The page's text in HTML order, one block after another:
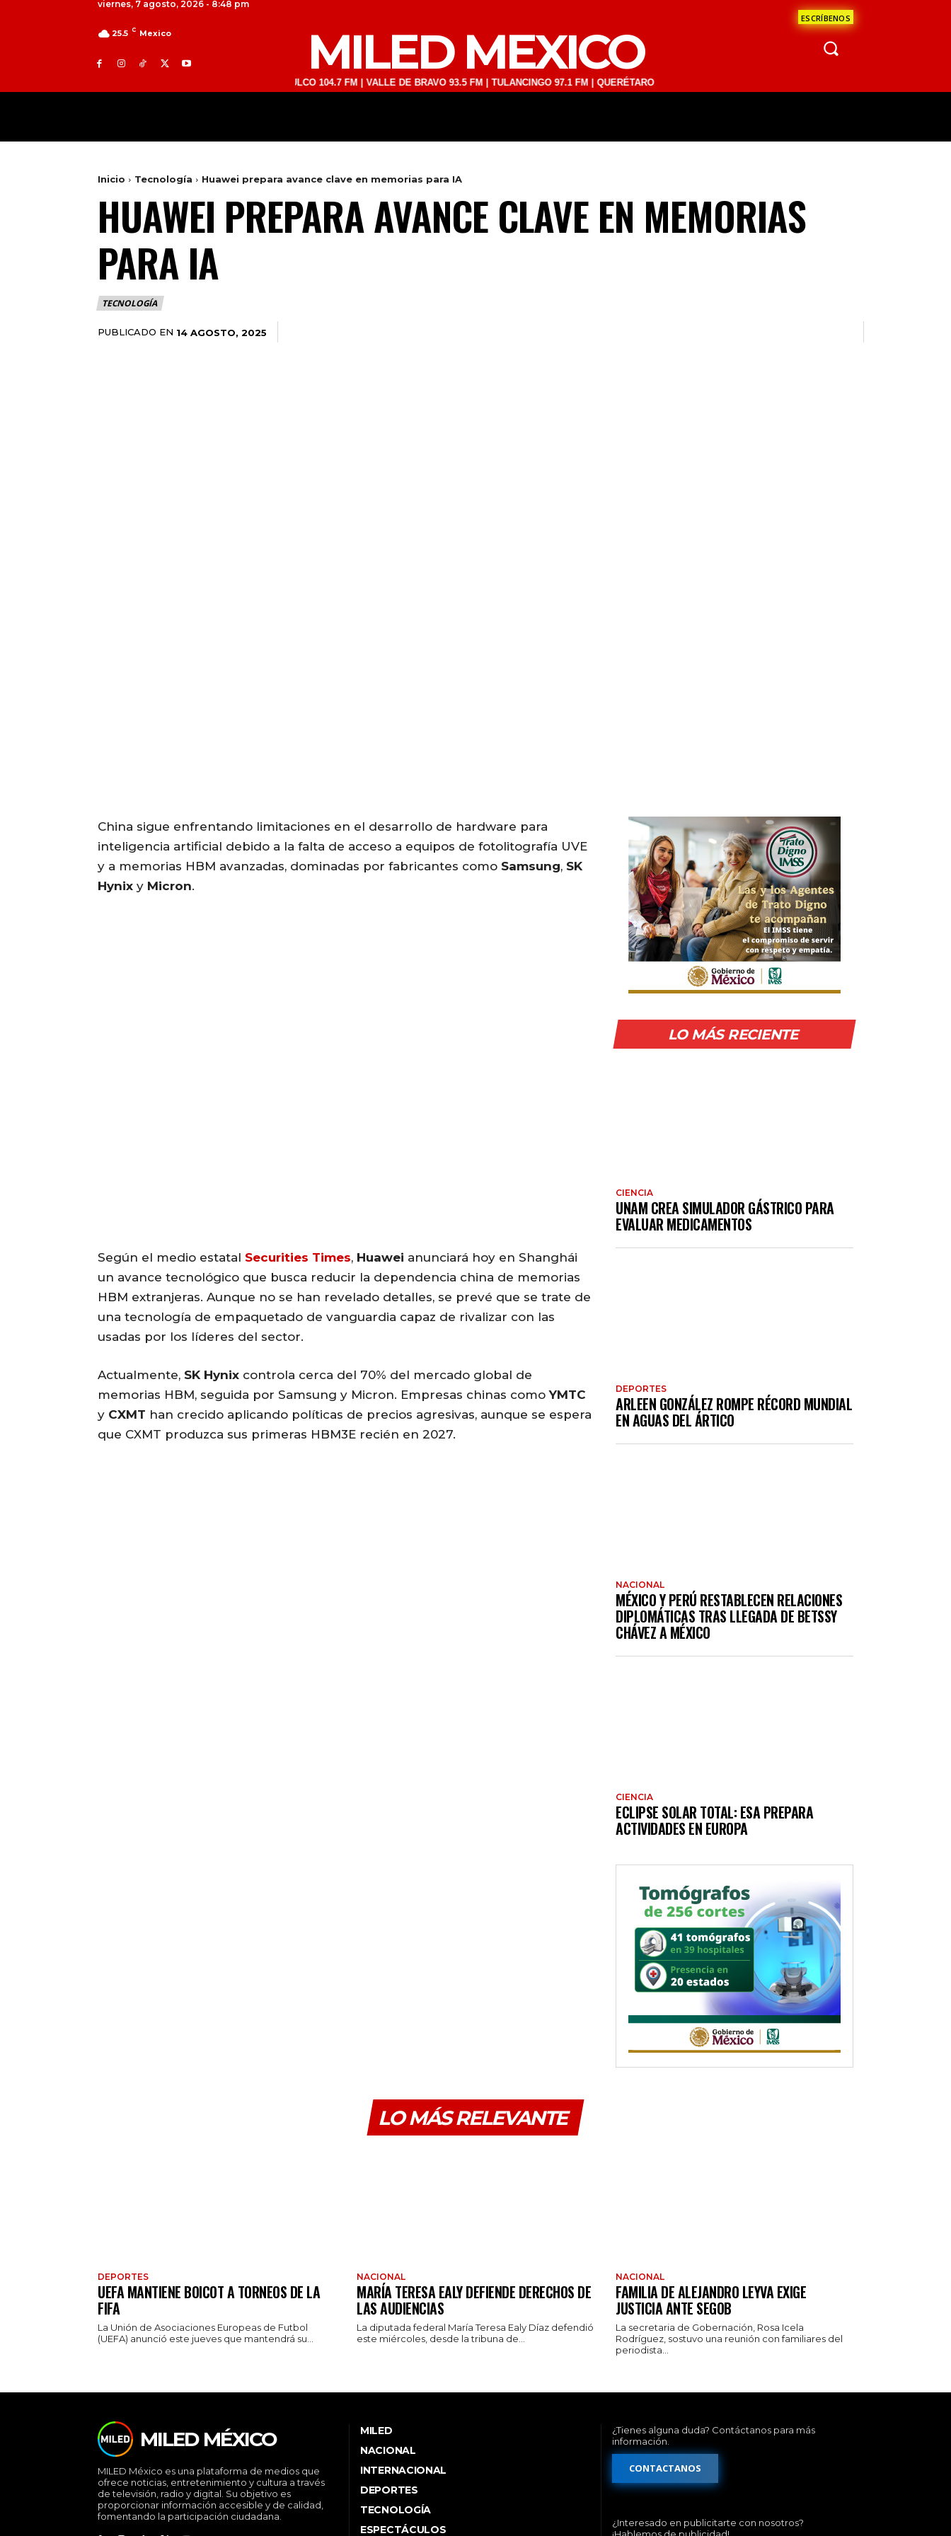
viernes, 7 agosto, 2026 - 8:48 pm
ESCRÍBENOS
25.5 C Mexico MILED MEXICO
TOLUCA 98.9 FM | ATLACOMULCO 104.7 FM | VALLE DE BRAVO 93.5 FM | TULANCINGO 97.1 FM | QUERÉTARO 103.1 FM | SAN JUAN DEL RÍO 93.1 FM | GUADALAJARA 1510 AM | LA
Inicio Tecnología Huawei prepara avance clave en memorias para IA
HUAWEI PREPARA AVANCE CLAVE EN MEMORIAS
PARA IA
TECNOLOGÍA
PUBLICADO EN 14 AGOSTO, 2025
China sigue enfrentando limitaciones en el desarrollo de hardware para
inteligencia artificial debido a la falta de acceso a equipos de fotolitografía UVE
y a memorias HBM avanzadas, dominadas por fabricantes como Samsung, SK
Hynix y Micron.
Según el medio estatal Securities Times, Huawei anunciará hoy en Shanghái
un avance tecnológico que busca reducir la dependencia china de memorias
HBM extranjeras. Aunque no se han revelado detalles, se prevé que se trate de
una tecnología de empaquetado de vanguardia capaz de rivalizar con las
usadas por los líderes del sector.
Actualmente, SK Hynix controla cerca del 70% del mercado global de
memorias HBM, seguida por Samsung y Micron. Empresas chinas comoYMTC
y CXMT han crecido aplicando políticas de precios agresivas, aunque se espera
que CXMT produzca sus primeras HBM3E recién en 2027.
LO MÁS RECIENTE
CIENCIA
UNAM CREA SIMULADOR GÁSTRICO PARA
EVALUAR MEDICAMENTOS
DEPORTES
ARLEEN GONZÁLEZ ROMPE RÉCORD MUNDIAL
EN AGUAS DEL ÁRTICO
NACIONAL
MÉXICO Y PERÚ RESTABLECEN RELACIONES
DIPLOMÁTICAS TRAS LLEGADA DE BETSSY
CHÁVEZ A MÉXICO
CIENCIA
ECLIPSE SOLAR TOTAL: ESA PREPARA
ACTIVIDADES EN EUROPA
LO MÁS RELEVANTE
DEPORTES
UEFA MANTIENE BOICOT A TORNEOS DE LA
FIFA
La Unión de Asociaciones Europeas de Futbol
(UEFA) anunció este jueves que mantendrá su...
NACIONAL
MARÍA TERESA EALY DEFIENDE DERECHOS DE
LAS AUDIENCIAS
La diputada federal María Teresa Ealy Díaz defendió
este miércoles, desde la tribuna de...
NACIONAL
FAMILIA DE ALEJANDRO LEYVA EXIGE
JUSTICIA ANTE SEGOB
La secretaria de Gobernación, Rosa Icela
Rodríguez, sostuvo una reunión con familiares del
periodista...
MILED MÉXICO
MILED México es una plataforma de medios que
ofrece noticias, entretenimiento y cultura a través
de televisión, radio y digital. Su objetivo es
proporcionar información accesible y de calidad,
fomentando la participación ciudadana.
MILED
NACIONAL
INTERNACIONAL
DEPORTES
TECNOLOGÍA
ESPECTÁCULOS
¿Tienes alguna duda? Contáctanos para más
información.
CONTACTANOS
¿Interesado en publicitarte con nosotros?
¡Hablemos de publicidad!